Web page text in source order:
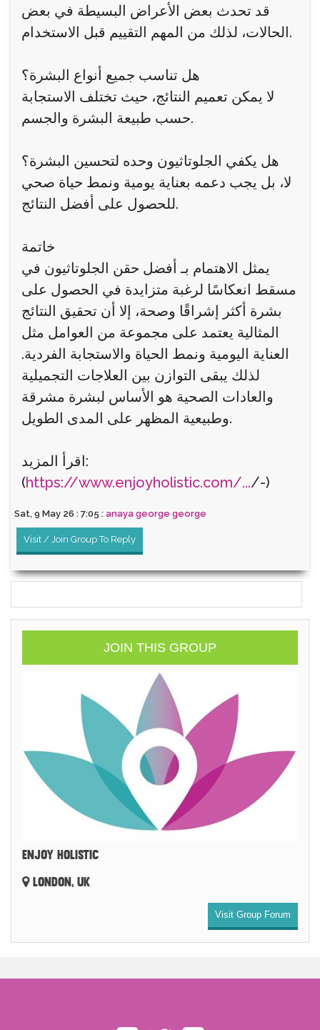
قد تحدث بعض الأعراض البسيطة في بعض
الحالات، لذلك من المهم التقييم قبل الاستخدام.
هل تناسب جميع أنواع البشرة؟
لا يمكن تعميم النتائج، حيث تختلف الاستجابة
حسب طبيعة البشرة والجسم.
هل يكفي الجلوتاثيون وحده لتحسين البشرة؟
لا، بل يجب دعمه بعناية يومية ونمط حياة صحي
للحصول على أفضل النتائج.
خاتمة
يمثل الاهتمام بـ أفضل حقن الجلوتاثيون في
مسقط انعكاسًا لرغبة متزايدة في الحصول على
بشرة أكثر إشراقًا وصحة، إلا أن تحقيق النتائج
المثالية يعتمد على مجموعة من العوامل مثل
العناية اليومية ونمط الحياة والاستجابة الفردية.
لذلك يبقى التوازن بين العلاجات التجميلية
والعادات الصحية هو الأساس لبشرة مشرقة
وطبيعية المظهر على المدى الطويل.
اقرأ المزيد:
(https://www.enjoyholistic.com/.../-)
Sat, 9 May 26 : 7:05 : anaya george george
Visit / Join Group To Reply
JOIN THIS GROUP
ENJOY HOLISTIC
LONDON, UK
Visit Group Forum